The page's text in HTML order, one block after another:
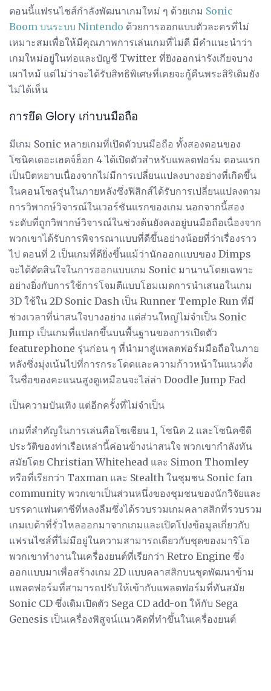
ตอนนี้แฟรนไชส์กำลังพัฒนาเกมใหม่ ๆ ด้วยเกม Sonic
Boom บนระบบ Nintendo ด้วยการออกแบบตัวละครที่ไม่
เหมาะสมเพื่อให้มีคุณภาพการเล่นเกมที่ไม่ดี มีคำแนะนำว่า
เกมใหม่อยู่ในท่อและบัญชี Twitter ที่ยิงออกน่ารังเกียจบาง
เผาไหม้ แต่ไม่ว่าจะได้รับสิทธิพิเศษที่เคยจะกู้คืนพระสิริเดิมยัง
ไม่ได้เห็น
การยึด Glory เก่าบนมือถือ
มีเกม Sonic หลายเกมที่เปิดตัวบนมือถือ ทั้งสองตอนของ
โซนิคเดอะเฮดจ์ฮ็อก 4 ได้เปิดตัวสำหรับแพลตฟอร์ม ตอนแรก
เป็นบิตหยาบเนื่องจากไม่มีการเปลี่ยนแปลงบางอย่างที่เกิดขึ้น
ในคอนโซลรุ่นในภายหลังซึ่งฟิสิกส์ได้รับการเปลี่ยนแปลงตาม
การวิพากษ์วิจารณ์ในเวอร์ชันแรกของเกม นอกจากนี้สอง
ระดับที่ถูกวิพากษ์วิจารณ์ในช่วงต้นยังคงอยู่บนมือถือเนื่องจาก
พวกเขาได้รับการพิจารณาแบบที่ดีขึ้นอย่างน้อยที่ว่าเรื่องราว
ไป ตอนที่ 2 เป็นเกมที่ดียิ่งขึ้นแม้ว่านักออกแบบของ Dimps
จะได้ตัดสินใจในการออกแบบเกม Sonic มานานโดยเฉพาะ
อย่างยิ่งกับการใช้การโจมตีแบบโฮมเมดการนำเสนอในเกม
3D ใช้ใน 2D Sonic Dash เป็น Runner Temple Run ที่มี
ช่วงเวลาที่น่าสนใจบางอย่าง แต่ส่วนใหญ่ไม่จำเป็น Sonic
Jump เป็นเกมที่แปลกขึ้นบนพื้นฐานของการเปิดตัว
featurephone รุ่นก่อน ๆ ที่นำมาสู่แพลตฟอร์มมือถือในภาย
หลังซึ่งมุ่งเน้นไปที่การกระโดดและความก้าวหน้าในแนวตั้ง
ในชื่อของคะแนนสูงดูเหมือนจะไล่ล่า Doodle Jump Fad
เป็นความบันเทิง แต่อีกครั้งที่ไม่จำเป็น
เกมที่สำคัญในการเล่นคือโซเชียน 1, โซนิค 2 และโซนิคซีดี
ประวัติของท่าเรือเหล่านี้ค่อนข้างน่าสนใจ พวกเขากำลังทัน
สมัยโดย Christian Whitehead และ Simon Thomley
หรือที่เรียกว่า Taxman และ Stealth ในชุมชน Sonic fan
community พวกเขาเป็นส่วนหนึ่งของชุมชนของนักวิจัยและ
บรรดาแฟนตาซีที่หลงลืมซึ่งได้รวบรวมเกมคลาสสิกที่รวบรวม
เกมเบต้าที่รั่วไหลออกมาจากเกมและเปิดโปงข้อมูลเกี่ยวกับ
แฟรนไชส์ที่ไม่มีอยู่ในความสามารถเดียวกับชุดของมาริโอ
พวกเขาทำงานในเครื่องยนต์ที่เรียกว่า Retro Engine ซึ่ง
ออกแบบมาเพื่อสร้างเกม 2D แบบคลาสสิกบนชุดพัฒนาข้าม
แพลตฟอร์มที่สามารถปรับให้เข้ากับแพลตฟอร์มที่ทันสมัย
Sonic CD ซึ่งเดิมเปิดตัว Sega CD add-on ให้กับ Sega
Genesis เป็นเครื่องพิสูจน์แนวคิดที่ทำขึ้นในเครื่องยนต์